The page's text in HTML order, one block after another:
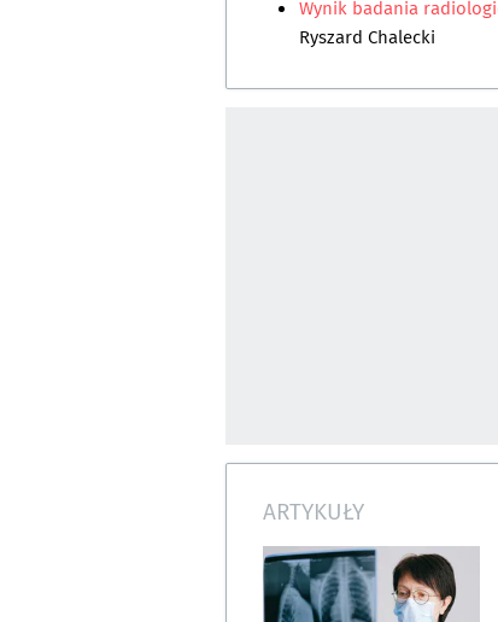
Wynik badania
Ryszard Chalecki
ARTYKUŁY